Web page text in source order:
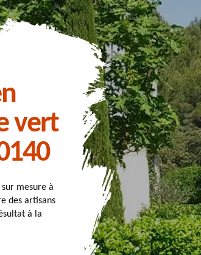
vert
mesure à
des artisans
à la